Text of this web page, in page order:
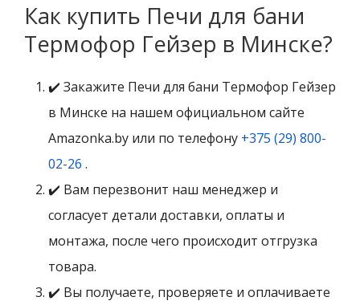
Как купить Печи для бани
Термофор Гейзер в Минске?
✔️ Закажите Печи для бани Термофор Гейзер
в Минске на нашем официальном сайте
Amazonka.by или по телефону +375 (29) 800-
02-26 .
✔️ Вам перезвонит наш менеджер и
согласует детали доставки, оплаты и
монтажа, после чего происходит отгрузка
товара.
✔️ Вы получаете, проверяете и оплачиваете